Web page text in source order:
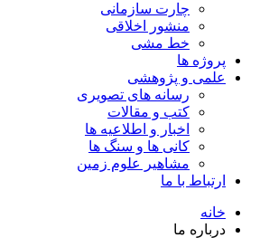
چارت سازمانی
منشور اخلاقی
خط مشی
پروژه ها
علمی و پژوهشی
رسانه های تصویری
کتب و مقالات
اخبار و اطلاعیه ها
کانی ها و سنگ ها
مشاهیر علوم زمین
ارتباط با ما
خانه
درباره ما